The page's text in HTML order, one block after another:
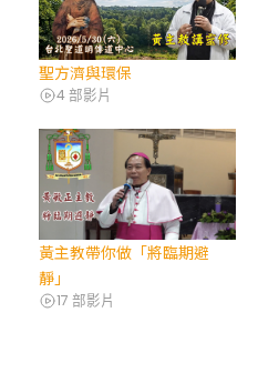
聖方濟與環保
4 部影片
黃主教帶你做「將臨期避
靜」
17 部影片